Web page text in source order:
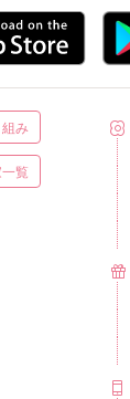
み
覧